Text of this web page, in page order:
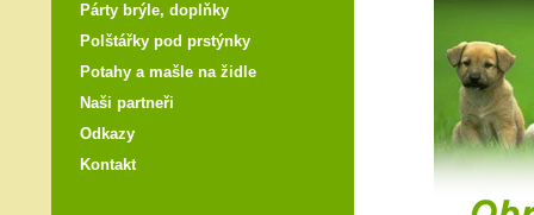
Párty brýle, doplňky
Polštářky pod prstýnky
Potahy a mašle na židle
Naši partneři
Odkazy
Kontakt